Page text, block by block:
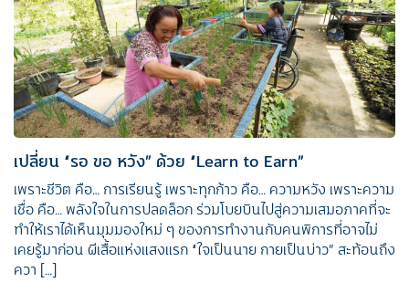
เปลี่ยน “รอ ขอ หวัง” ด้วย “Learn to Earn”
เพราะชีวิต คือ… การเรียนรู้ เพราะทุกก้าว คือ… ความหวัง เพราะความ
เชื่อ คือ… พลังใจในการปลดล็อก ร่วมโบยบินไปสู่ความเสมอภาคที่จะ
ทำให้เราได้เห็นมุมมองใหม่ ๆ ของการทำงานกับคนพิการที่อาจไม่
เคยรู้มาก่อน ผีเสื้อแห่งแสงแรก “ใจเป็นนาย กายเป็นบ่าว” สะท้อนถึง
ควา […]